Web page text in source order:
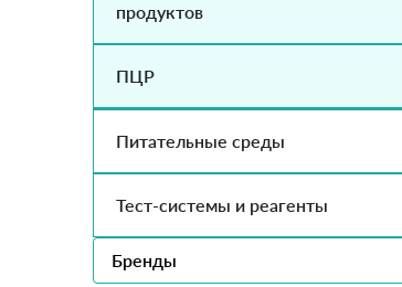
продуктов
ПЦР
Питательные среды
Тест-системы и реагенты
Бренды